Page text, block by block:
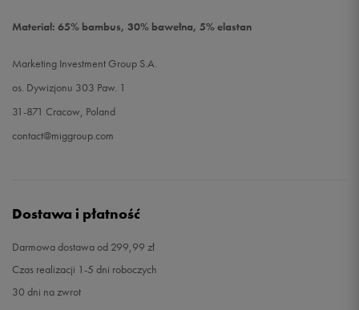
Materiał: 65% bambus, 30% bawełna, 5% elastan
Marketing Investment Group S.A.
os. Dywizjonu 303 Paw. 1
31-871 Cracow, Poland
contact@miggroup.com
Dostawa i płatność
Darmowa dostawa od 299,99 zł
Czas realizacji 1-5 dni roboczych
30 dni na zwrot